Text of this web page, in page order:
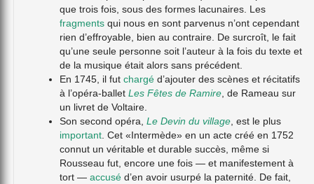
que trois fois, sous des formes lacunaires. Les
fragments qui nous en sont parvenus n’ont cependant
rien d’effroyable, bien au contraire. De surcroît, le fait
qu’une seule personne soit l’auteur à la fois du texte et
de la musique était alors sans précédent.
En 1745, il futchargé d’ajouter des scènes et récitatifs
à l’opéra-balletLes Fêtes de Ramire , de Rameau sur
un livret de Voltaire.
Son second opéra,Le Devin du village , est le plus
important . Cet «Intermède» en un acte créé en 1752
connut un véritable et durable succès, même si
Rousseau fut, encore une fois — et manifestement à
tort —accusé d’en avoir usurpé la paternité. De fait,